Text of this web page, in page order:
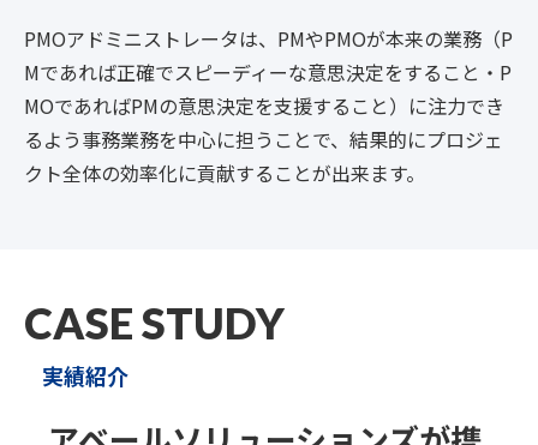
PMOアドミニストレータは、PMやPMOが本来の業務（P
Mであれば正確でスピーディーな意思決定をすること・P
MOであればPMの意思決定を支援すること）に注力でき
るよう事務業務を中心に担うことで、結果的にプロジェ
クト全体の効率化に貢献することが出来ます。
CASE STUDY
実績紹介